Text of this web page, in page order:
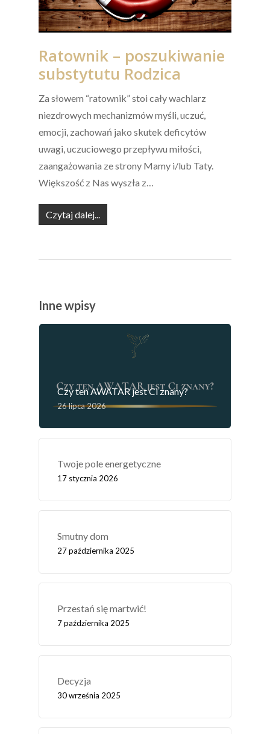
Ratownik – poszukiwanie
substytutu Rodzica
Za słowem “ratownik” stoi cały wachlarz
niezdrowych mechanizmów myśli, uczuć,
emocji, zachowań jako skutek deficytów
uwagi, uczuciowego przepływu miłości,
zaangażowania ze strony Mamy i/lub Taty.
Większość z Nas wyszła z…
Czytaj dalej...
Inne wpisy
Czy ten AWATAR jest Ci znany?
26 lipca 2026
Twoje pole energetyczne
17 stycznia 2026
Smutny dom
27 października 2025
Przestań się martwić!
7 października 2025
Decyzja
30 września 2025